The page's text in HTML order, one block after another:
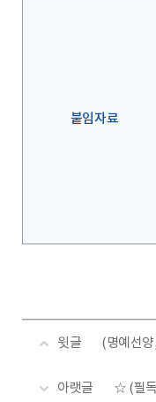
붙임자료
윗글
아랫글